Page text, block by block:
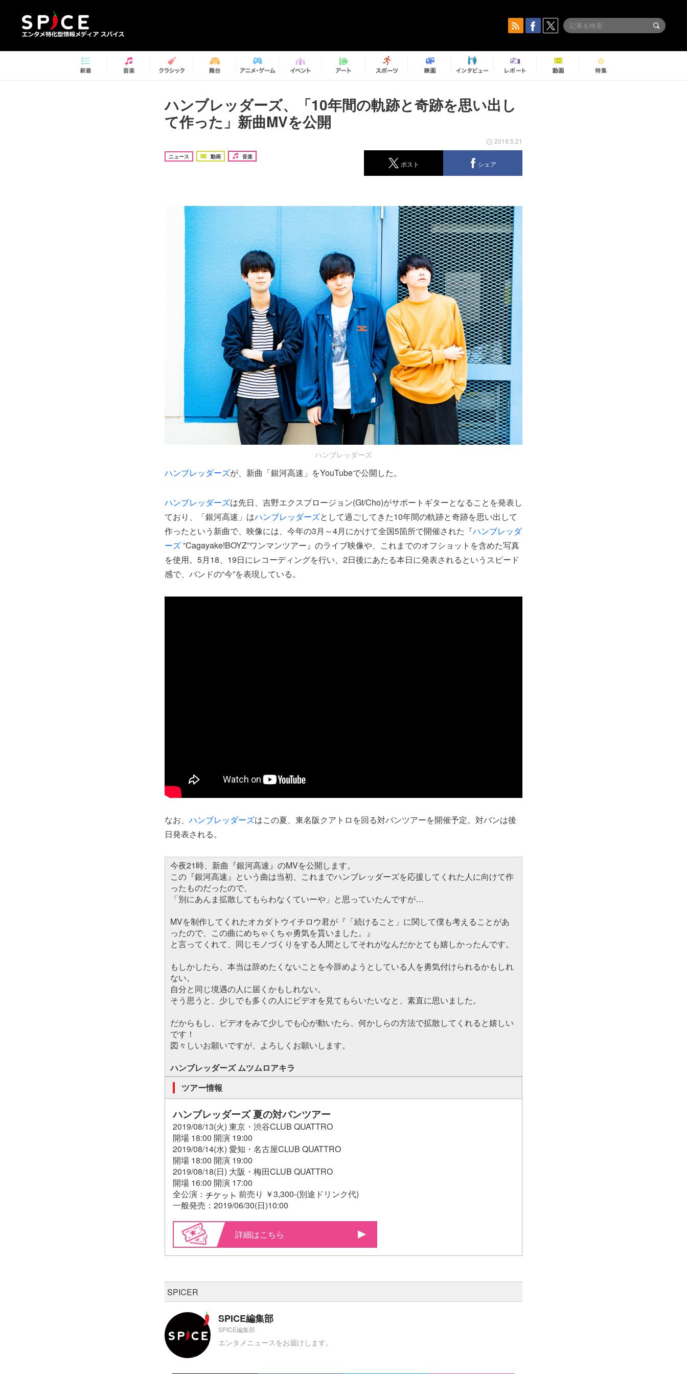
ハンブレッダーズ、「10年間の軌跡と奇跡を思い出し
て作った」新曲MVを公開
ニュース 動画 音楽
2019.5.21
ポスト シェア
ハンブレッダーズ
ハンブレッダーズが、新曲「銀河高速」をYouTubeで公開した。
ハンブレッダーズは先日、吉野エクスプロージョン(Gt/Cho)がサポートギターとなることを発表し
ており、「銀河高速」はハンブレッダーズとして過ごしてきた10年間の軌跡と奇跡を思い出して
作ったという新曲で、映像には、今年の3月～4月にかけて全国5箇所で開催された『ハンブレッダ
ーズ”Cagayake!BOYZ”ワンマンツアー』のライブ映像や、これまでのオフショットを含めた写真
を使用。5月18、19日にレコーディングを行い、2日後にあたる本日に発表されるというスピード
感で、バンドの“今”を表現している。
なお、 ハンブレッダーズはこの夏、東名阪クアトロを回る対バンツアーを開催予定。対バンは後
日発表される。
今夜21時、新曲『銀河高速』のMVを公開します。
この『銀河高速』という曲は当初、これまでハンブレッダーズを応援してくれた人に向けて作
ったものだったので、
「別にあんま拡散してもらわなくていーや」と思っていたんですが…
MVを制作してくれたオカダトウイチロウ君が『「続けること」に関して僕も考えることがあ
ったので、この曲にめちゃくちゃ勇気を貰いました。』
と言ってくれて、同じモノづくりをする人間としてそれがなんだかとても嬉しかったんです。
もしかしたら、本当は辞めたくないことを今辞めようとしている人を勇気付けられるかもしれ
ない。
自分と同じ境遇の人に届くかもしれない。
そう思うと、少しでも多くの人にビデオを見てもらいたいなと、素直に思いました。
だからもし、ビデオをみて少しでも心が動いたら、何かしらの方法で拡散してくれると嬉しい
です！
図々しいお願いですが、よろしくお願いします。
ハンブレッダーズ ムツムロアキラ
ツアー情報
ハンブレッダーズ 夏の対バンツアー
2019/08/13(火) 東京・渋谷CLUB QUATTRO
開場 18:00 開演 19:00
2019/08/14(水) 愛知・名古屋CLUB QUATTRO
開場 18:00 開演 19:00
2019/08/18(日) 大阪・梅田CLUB QUATTRO
開場 16:00 開演 17:00
全公演：
前売り ￥3,300-(別途ドリンク代)
一般発売：2019/06/30(日)10:00
詳細はこちら
SPICER
SPICE編集部
SPICE編集部
エンタメニュースをお届けします。